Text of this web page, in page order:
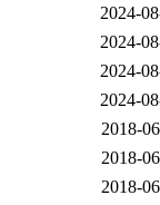
2024-
2024-
2024-
2024-
2018-
2018-
2018-